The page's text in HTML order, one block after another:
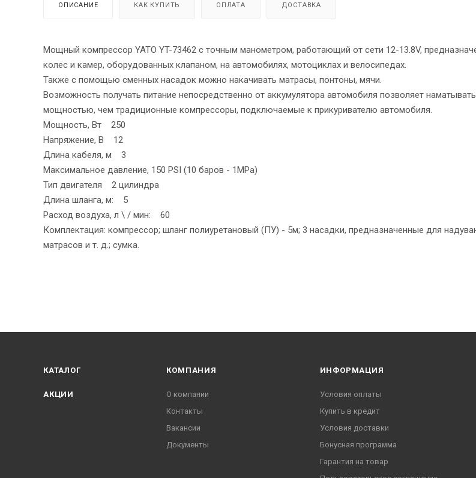
ОПИСАНИЕ КАК КУПИТЬ ОПЛАТА ДОСТАВКА
Мощный компрессор YATO YT-73462 с точным манометром, работающий от сети 12-13.8V,
колес и камер, оборудованных клапаном, на автомобилях, мотоциклах и велосипедах.
Также с помощью сменных насадок можно накачивать матрасы, понтоны, мячи.
Возможность получать питание непосредственно от аккумулятора автомобиля позволяет
мощностью, чем традиционные компрессоры, подключаемые к прикуривателю автомобиля.
Мощность, Вт 250
Напряжение, В 12
Длина кабеля, м 3
Максимальное давление, 150 PSI (10 баров - 1MPa)
Тип двигателя 2 цилиндра
Длина шланга, м: 5
Расход воздуха, л \ / мин: 60
Комплектация: компрессор; шланг полиуретановый (ПУ) - 5м; 3 насадки, предназначенные для
матрасов и т. д.; сумка.
КАТАЛОГ
АКЦИИ
КОМПАНИЯ
О компании
Контакты
Вакансии
Документы
ИНФОРМАЦИЯ
Условия оплаты
Купить в кредит
Условия доставки
Бонусная программа
Гарантия на товар